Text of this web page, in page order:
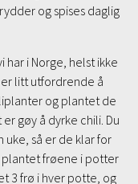
og spises daglig
har i Norge, helst ikke
litt utfordrende å
og plantet de
gøy å dyrke chili. Du
uke, så er de klar for
plantet frøene i potter
3 frø i hver potte, og